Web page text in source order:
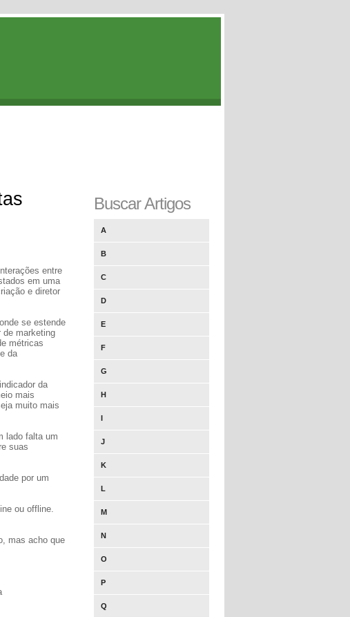
entre
em uma
e diretor
se estende
de marketing
métricas
da
da
mais
muito mais
lado falta um
suas
por um
ou offline.
mas acho que
Buscar Artigos
A
B
C
D
E
F
G
H
I
J
K
L
M
N
O
P
Q